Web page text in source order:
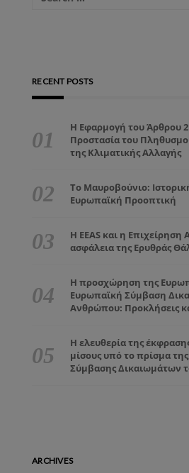
RECENT POSTS
Η Εφαρμογή του Άρθρου
Προστασία του
της Κλιματικής Αλλαγής
Το Μαυροβούνιο:
Ευρωπαϊκή Προοπτική
Η EEAS και η Επιχείρηση
ασφάλεια της Ερυθράς
Η προσχώρηση της
Ευρωπαϊκή Σύμβαση
Ανθρώπου: Προκλήσεις
Η ελευθερία της
μίσους υπό το πρίσμα
Σύμβασης Δικαιωμάτων
ARCHIVES